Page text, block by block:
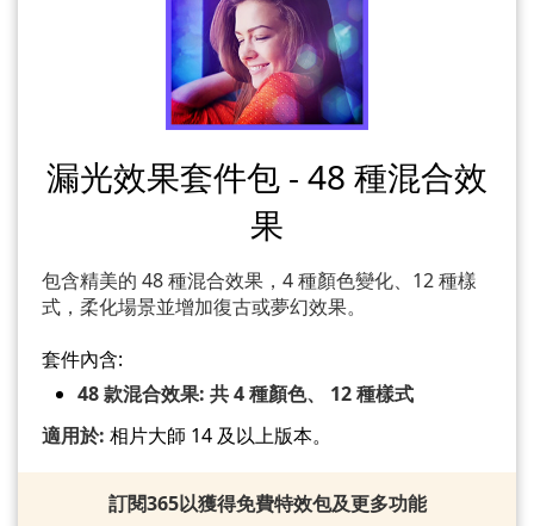
漏光效果套件包 - 48 種混合效
果
包含精美的 48 種混合效果，4 種顏色變化、12 種樣
式，柔化場景並增加復古或夢幻效果。
套件內含:
48 款混合效果: 共 4 種顏色、 12 種樣式
適用於: 相片大師 14 及以上版本。
訂閱365以獲得免費特效包及更多功能